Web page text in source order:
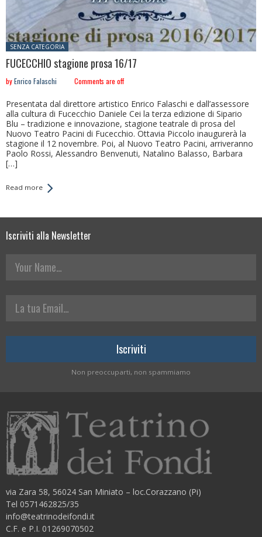
Posted in:
SENZA CATEGORIA
FUCECCHIO stagione prosa 16/17
byEnrico Falaschi Comments are off
Presentata dal direttore artistico Enrico Falaschi e dall’assessore
alla cultura di Fucecchio Daniele Cei la terza edizione di Sipario
Blu – tradizione e innovazione, stagione teatrale di prosa del
Nuovo Teatro Pacini di Fucecchio. Ottavia Piccolo inaugurerà la
stagione il 12 novembre. Poi, al Nuovo Teatro Pacini, arriveranno
Paolo Rossi, Alessandro Benvenuti, Natalino Balasso, Barbara
[…]
Read more
Iscriviti alla Newsletter
Your Name
La tua Email
Non preoccuparti, non spammiamo
via Zara 58, 56024 San Miniato – loc.Corazzano (Pi)
Tel 0571462825/35
info@teatrinodeifondi.it
C.F. e P.I. 01269070502